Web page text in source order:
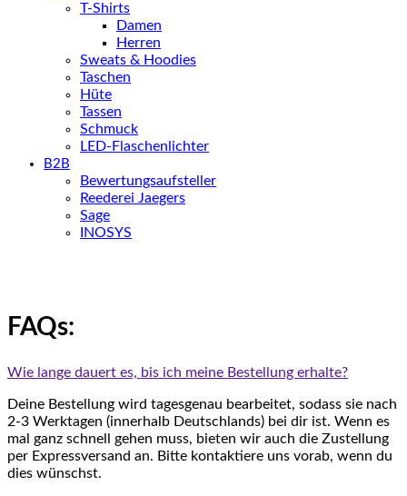
T-Shirts
Damen
Herren
Sweats & Hoodies
Taschen
Hüte
Tassen
Schmuck
LED-Flaschenlichter
B2B
Bewertungsaufsteller
Reederei Jaegers
Sage
INOSYS
FAQs:
Wie lange dauert es, bis ich meine Bestellung erhalte?
Deine Bestellung wird tagesgenau bearbeitet, sodass sie nach
2-3 Werktagen (innerhalb Deutschlands) bei dir ist. Wenn es
mal ganz schnell gehen muss, bieten wir auch die Zustellung
per Expressversand an. Bitte kontaktiere uns vorab, wenn du
dies wünschst.